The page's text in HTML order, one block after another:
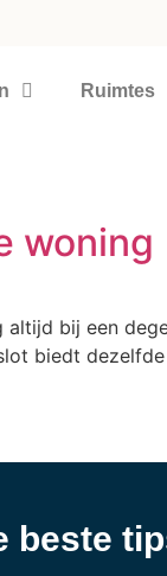
Ruimtes
woning
altijd bij een
biedt
beste